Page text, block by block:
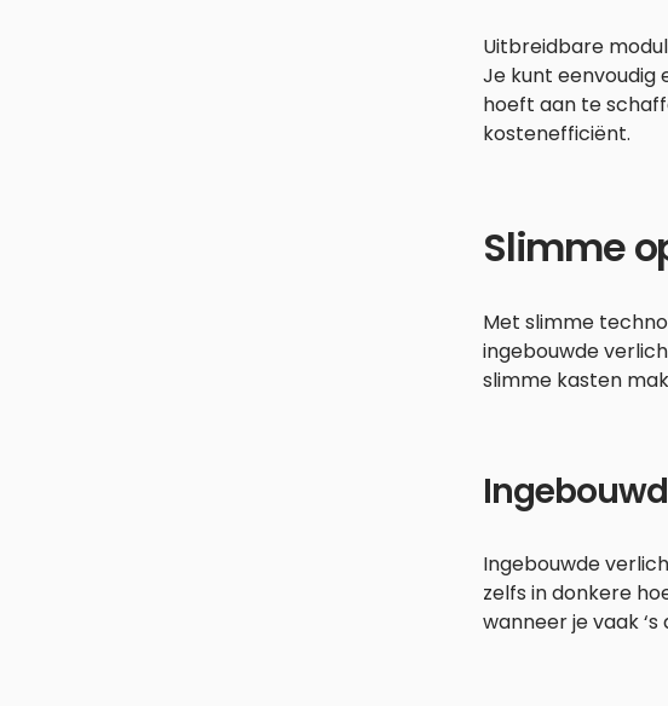
Uitbreidbare
Je kunt eenvoudig
hoeft aan te
kostenefficiënt.
Slimme
Met slimme
ingebouwde
slimme kasten
Ingebouwde
zelfs in donkere
wanneer je vaak